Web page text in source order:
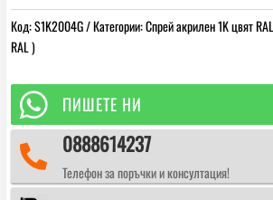
акрилен
1K
RAL
Pure
orange
Код:S1K2004G Категории:Спрей акрилен 1K цвят RAL
RAL )
 ПИШЕТЕ НИ
 0888614237
Телефон за поръчки и консултация!